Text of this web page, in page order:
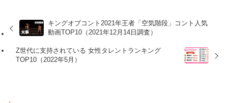
キングオブコント2021年王者「空気階段」コント人気
動画TOP10（2021年12月14日調査）
Z世代に支持されている 女性タレントランキング
TOP10（2022年5月）